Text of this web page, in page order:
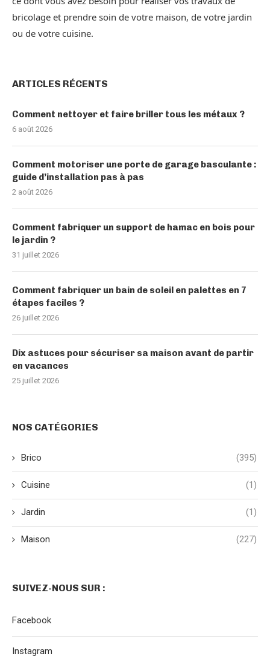
bricolage et prendre soin de votre maison, de votre jardin
ou de votre cuisine.
ARTICLES RÉCENTS
Comment nettoyer et faire briller tous les métaux ?
6 août 2026
Comment motoriser une porte de garage basculante :
guide d’installation pas à pas
2 août 2026
Comment fabriquer un support de hamac en bois pour
le jardin ?
31 juillet 2026
Comment fabriquer un bain de soleil en palettes en 7
étapes faciles ?
26 juillet 2026
Dix astuces pour sécuriser sa maison avant de partir
en vacances
25 juillet 2026
NOS CATÉGORIES
Brico (395)
Cuisine (1)
Jardin (1)
Maison (227)
SUIVEZ-NOUS SUR :
Facebook
Instagram